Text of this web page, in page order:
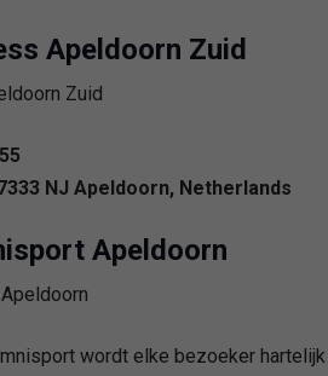
Apeldoorn Zuid
NJ Apeldoorn, Netherlands
Apeldoorn
wordt elke bezoeker hartelijk